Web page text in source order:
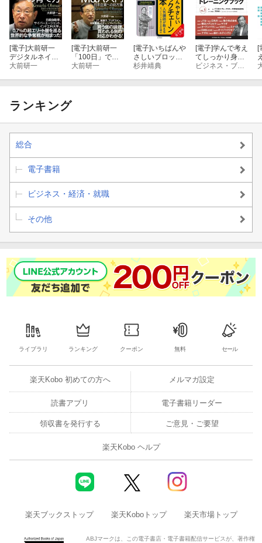
ばどうするか
│4│
CaseStudy2 あなたが「グローバルダイニングの社長」ならばど
うするか？
CaseStudy3 あなたが「長野電鉄の社長」ならばどうするか？
│6│
CaseStudy4 あなたが「富士通の社長」ならばどうするか？
│7│
CaseStudy5 あなたが「村上開明堂の社長」ならばどうするか？
CaseStudy6 あなたが「安川電機の社長」ならばどうするか？
CaseStudy7 あなたが「永谷園ホールディングスの社長」ならば
│10│
CaseStudy8 あなたが「ヤマサ醤油の社長」ならばどうするか？
[電子]大前研一
デジタルネイテ
ィブ人材の育て
大前研一
[電子]大前研一
「100日」で結
果を出すM&A入
大前研一
[電子]いちばんや
さしいブロック
チェーンの教
杉井靖典
[電子]学んで考え
てしっかり身に
つく！実践型ビ
[
ランキング
総合
電子書籍
ビジネス・経済・就職
その他
ライブラリ ランキング クーポン 無料 セール
楽天Kobo 初めての方へ メルマガ設定
読書アプリ 電子書籍リーダー
領収書を発行する ご意見・ご要望
楽天Kobo ヘルプ
楽天ブックストップ 楽天Koboトップ 楽天市場トップ
ABJマークは、この電子書店・電子書籍配信サービスが、著作権